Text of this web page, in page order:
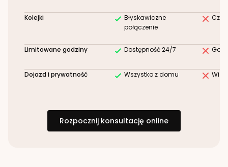
Kolejki
Błyskawiczne
połączenie
Limitowane godziny Dostępność 24/7
Dojazd i prywatność Wszystko z domu
Rozpocznij konsultację online